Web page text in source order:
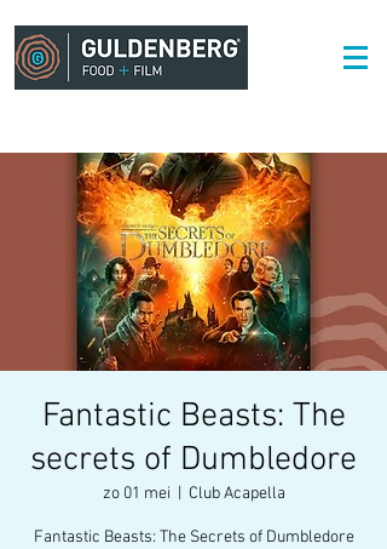
Fantastic Beasts: The
secrets of Dumbledore
zo 01 mei Club Acapella
Fantastic Beasts: The Secrets of Dumbledore